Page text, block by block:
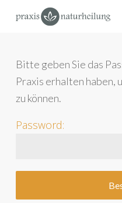
contentBitte geben Sie das
Praxis erhalten
zu können.
Password: